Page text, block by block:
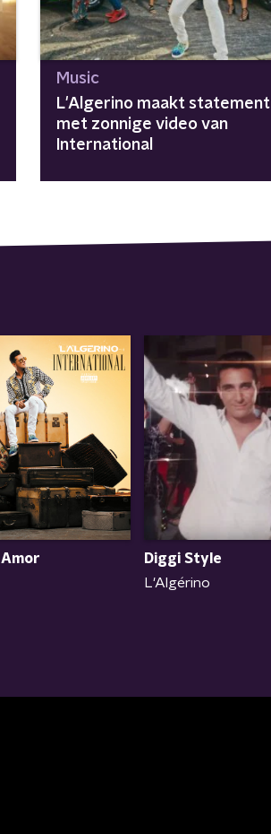
Music
L'Algerino maakt statement
met zonnige video van
International
Diggi Style
L'Algérino